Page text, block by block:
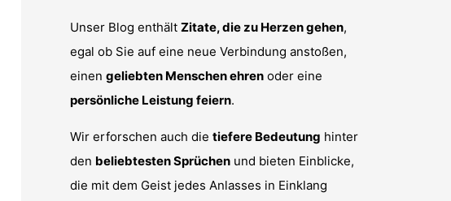
Unser Blog enthält Zitate, die zu Herzen gehen,
egal ob Sie auf eine neue Verbindung anstoßen,
einen geliebten Menschen ehren oder eine
persönliche Leistung feiern.
Wir erforschen auch die tiefere Bedeutung hinter
den beliebtesten Sprüchen und bieten Einblicke,
die mit dem Geist jedes Anlasses in Einklang